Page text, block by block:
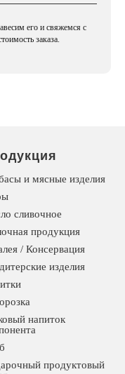
его и свяжемся с
заказа.
и мясные изделия
сливочное
продукция
/ Консервация
изделия
напиток
продуктовый